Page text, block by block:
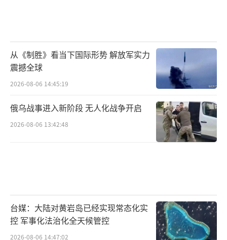
从《制胜》看当下国际形势 解放军实力
震撼全球
2026-08-06 14:45:19
俄乌战事进入新阶段 无人化战争开启
2026-08-06 13:42:48
台媒：大陆对黄岩岛已经实现常态化实
控 军事化法治化全天候管控
2026-08-06 14:47:02